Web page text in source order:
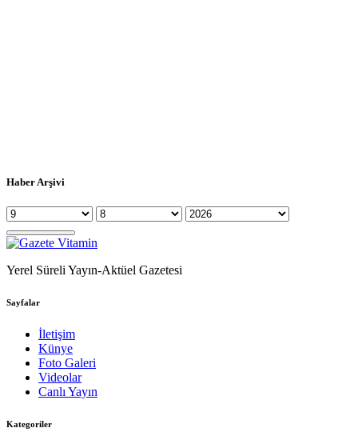
Haber Arşivi
Yerel Süreli Yayın-Aktüel Gazetesi
Sayfalar
İletişim
Künye
Foto Galeri
Videolar
Canlı Yayın
Kategoriler